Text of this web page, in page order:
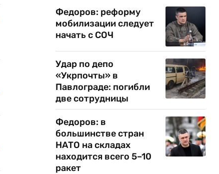
Федоров: реформу
мобилизации следует
начать с СОЧ
Удар по депо
«Укрпочты» в
Павлограде: погибли
две сотрудницы
Федоров: в
большинстве стран
НАТО на складах
находится всего 5–10
ракет